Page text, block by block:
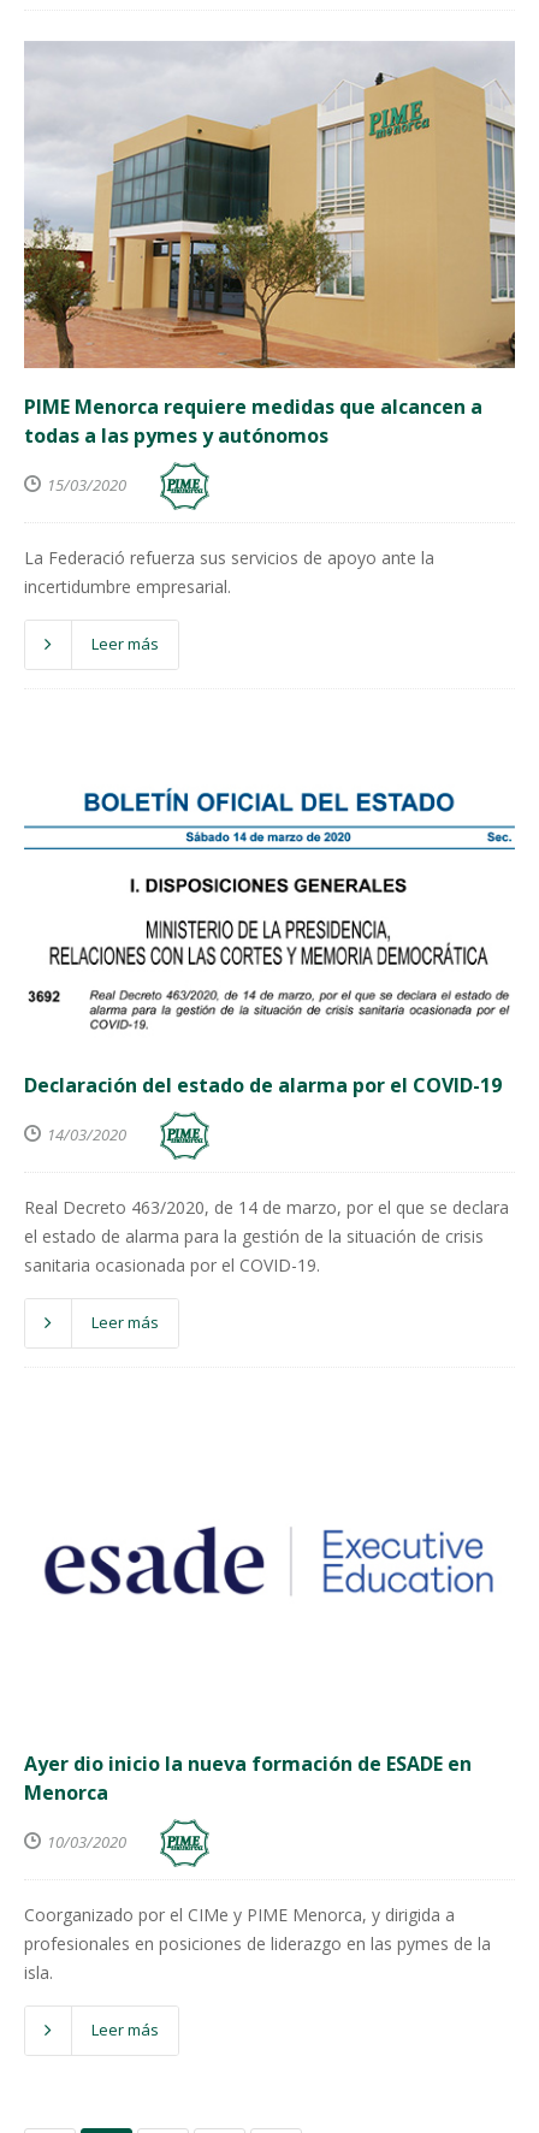
PIME Menorca requiere medidas que alcancen a
todas a las pymes y autónomos
15/03/2020
La Federació refuerza sus servicios de apoyo ante la
incertidumbre empresarial.
Leer más
Declaración del estado de alarma por el COVID-19
14/03/2020
Real Decreto 463/2020, de 14 de marzo, por el que se declara
el estado de alarma para la gestión de la situación de crisis
sanitaria ocasionada por el COVID-19.
Leer más
Ayer dio inicio la nueva formación de ESADE en
Menorca
10/03/2020
Coorganizado por el CIMe y PIME Menorca, y dirigida a
profesionales en posiciones de liderazgo en las pymes de la
isla.
Leer más